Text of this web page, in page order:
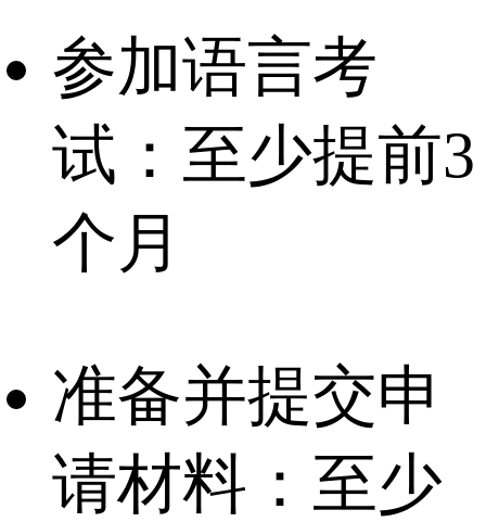
参加语言考
试：至少提前3
个月
准备并提交申
请材料：至少